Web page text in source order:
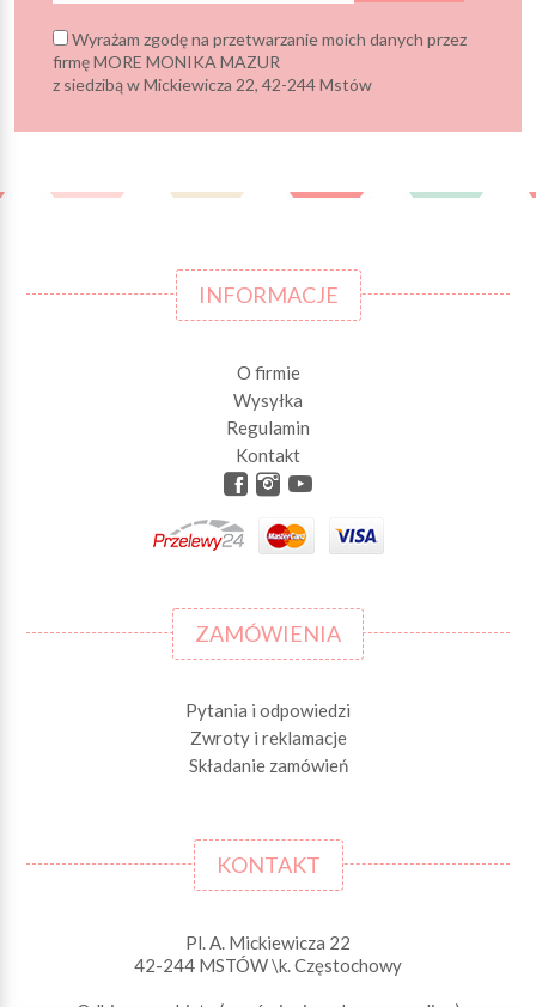
Wyrażam zgodę na przetwarzanie moich danych przez
firmę MORE MONIKA MAZUR
z siedzibą w Mickiewicza 22, 42-244 Mstów
INFORMACJE
O firmie
Wysyłka
Regulamin
Kontakt
ZAMÓWIENIA
Pytania i odpowiedzi
Zwroty i reklamacje
Składanie zamówień
KONTAKT
Pl. A. Mickiewicza 22
42-244 MSTÓW \k. Częstochowy